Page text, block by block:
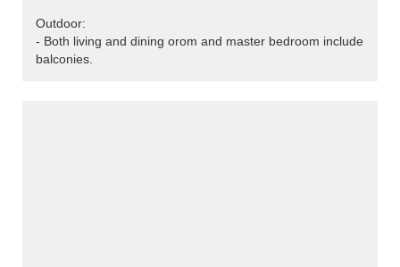
Outdoor:
- Both living and dining orom and master bedroom include
balconies.